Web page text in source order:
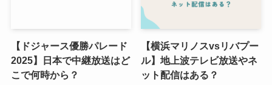
【ドジャース優勝パレード
2025】日本で中継放送はど
こで何時から？
【横浜マリノスvsリバプー
ル】地上波テレビ放送やネ
ット配信はある？